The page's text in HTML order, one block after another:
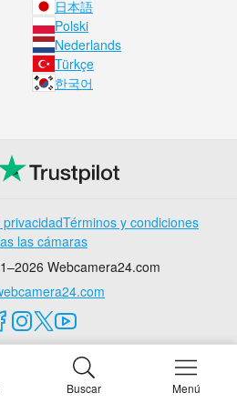
日本語
Polski
Nederlands
Türkçe
한국어
Términos y condiciones
las cámaras
Webcamera24.com
Buscar Menú